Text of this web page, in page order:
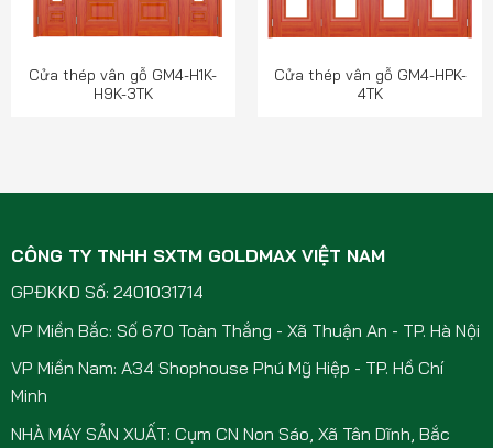
Cửa thép vân gỗ GM4-H1K-
H9K-3TK
Cửa thép vân gỗ GM4-HPK-
4TK
CÔNG TY TNHH SXTM GOLDMAX VIỆT NAM
GPĐKKD Số: 2401031714
VP Miền Bắc: Số 670 Toàn Thắng - Xã Thuận An - TP. Hà Nội
VP Miền Nam: A34 Shophouse Phú Mỹ Hiệp - TP. Hồ Chí
Minh
NHÀ MÁY SẢN XUẤT: Cụm CN Non Sáo, Xã Tân Dĩnh, Bắc